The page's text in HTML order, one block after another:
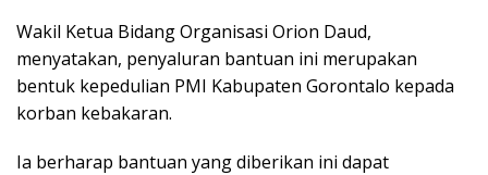
Wakil Ketua Bidang Organisasi Orion Daud,
menyatakan, penyaluran bantuan ini merupakan
bentuk kepedulian PMI Kabupaten Gorontalo kepada
korban kebakaran.
Ia berharap bantuan yang diberikan ini dapat